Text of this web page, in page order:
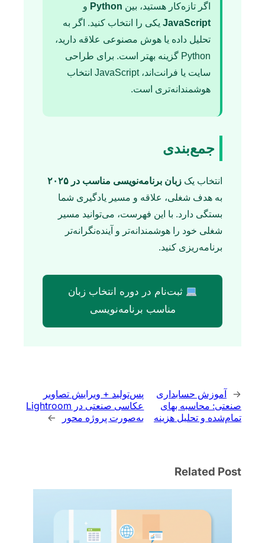
اگر تازه‌کار هستید، بین Python و
JavaScript یکی را انتخاب کنید. اگر به
تحلیل داده یا هوش مصنوعی علاقه دارید،
Python گزینه بهتر است. برای طراحی
سایت یا فرانت‌اند، JavaScript انتخاب
هوشمندانه‌تری است.
جمع‌بندی
انتخاب یک زبان برنامه‌نویسی مناسب در ۲۰۲۵
به هدف شغلی، علاقه و مسیر یادگیری شما
بستگی دارد. با این فهرست، می‌توانید مسیر
شغلی خود را هوشمندانه‌تر و آینده‌نگرانه‌تر
برنامه‌ریزی کنید.
ثبت‌نام در دوره انتخاب زبان
مناسب برنامه‌نویسی
← آموزش حسابداری
صنعتی: محاسبه بهای
تمام‌شده و تحلیل هزینه‌
پس‌تولید + ویرایش تصاویر
عکاسی صنعتی در Lightroom
به‌صورت پروژه محور
→
Related Post